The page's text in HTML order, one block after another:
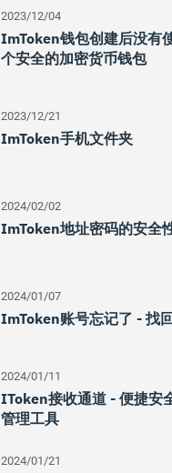
2023/12/04
ImToken钱包创建后没有
个安全的加密货币钱包
2023/12/21
ImToken手机文件夹
2024/02/02
ImToken地址密码的安全
2024/01/07
ImToken账号忘记了 - 找
2024/01/11
IToken接收通道 - 便捷安
管理工具
2024/01/21